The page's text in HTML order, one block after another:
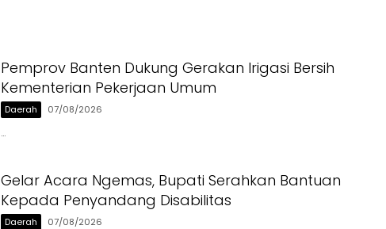
Pemprov Banten Dukung Gerakan Irigasi Bersih
Kementerian Pekerjaan Umum
Daerah 07/08/2026
…
Gelar Acara Ngemas, Bupati Serahkan Bantuan
Kepada Penyandang Disabilitas
Daerah 07/08/2026